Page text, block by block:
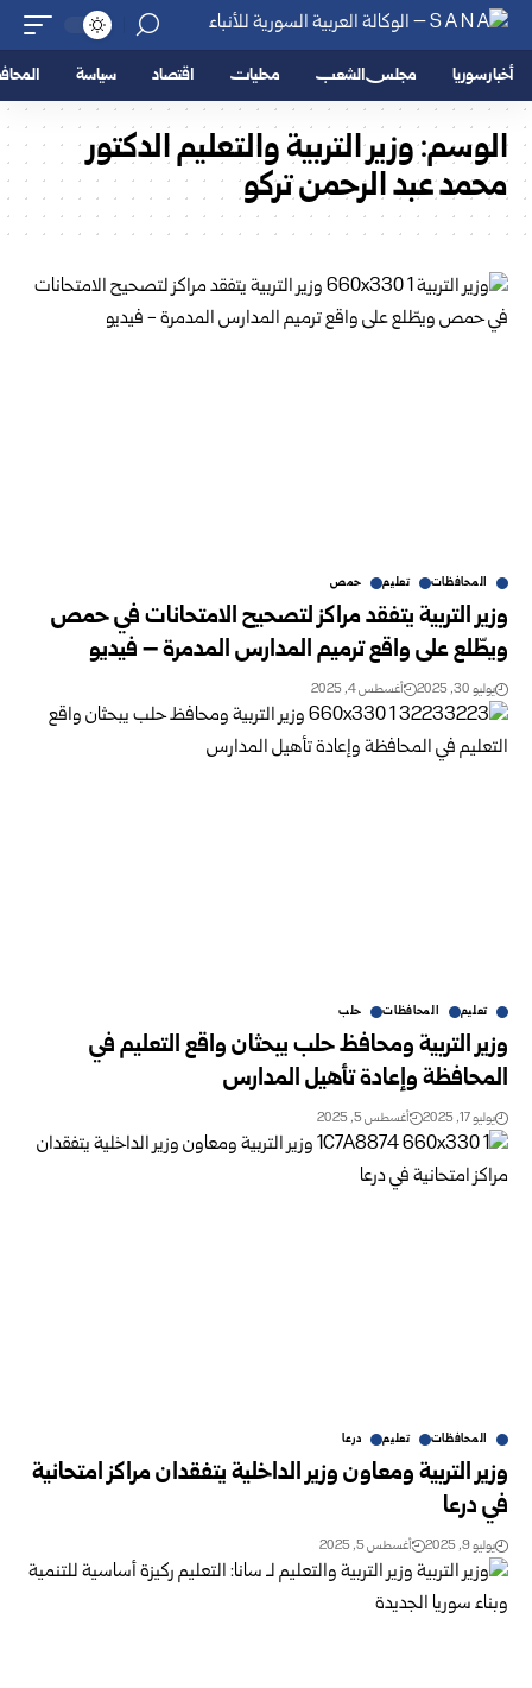
أخبار سوريا مجلس الشعب محليات اقتصاد سياسة
الوسم:وزير التربية والتعليم الدكتور
محمد عبد الرحمن تركو
المحافظات تعليم حمص
وزير التربية يتفقد مراكز لتصحيح الامتحانات في حمص
ويطّلع على واقع ترميم المدارس المدمرة – فيديو
يوليو 30, 2025 أغسطس 4, 2025
تعليم المحافظات حلب
وزير التربية ومحافظ حلب يبحثان واقع التعليم في
المحافظة وإعادة تأهيل المدارس
يوليو 17, 2025 أغسطس 5, 2025
المحافظات تعليم درعا
وزير التربية ومعاون وزير الداخلية يتفقدان مراكز امتحانية
في درعا
يوليو 9, 2025 أغسطس 5, 2025